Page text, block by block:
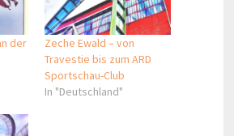
der
Zeche Ewald – von
Travestie bis zum ARD
Sportschau-Club
In "Deutschland"